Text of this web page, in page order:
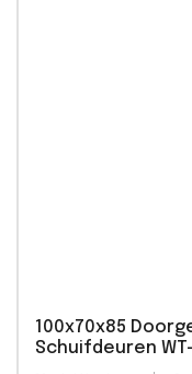
100x70x85
Schuifdeuren